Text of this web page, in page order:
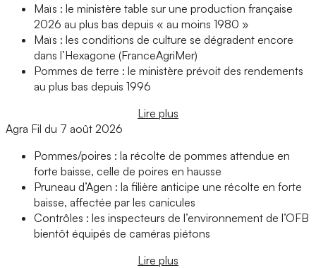
Maïs : le ministère table sur une production française
2026 au plus bas depuis « au moins 1980 »
Maïs : les conditions de culture se dégradent encore
dans l’Hexagone (FranceAgriMer)
Pommes de terre : le ministère prévoit des rendements
au plus bas depuis 1996
Lire plus
Agra Fil du 7 août 2026
Pommes/poires : la récolte de pommes attendue en
forte baisse, celle de poires en hausse
Pruneau d’Agen : la filière anticipe une récolte en forte
baisse, affectée par les canicules
Contrôles : les inspecteurs de l’environnement de l’OFB
bientôt équipés de caméras piétons
Lire plus